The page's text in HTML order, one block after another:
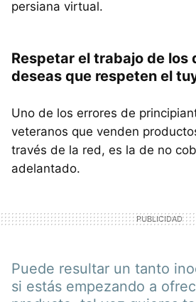
persiana virtual.
Respetar el trabajo de los
deseas que respeten el
Uno de los errores de
veteranos que venden
través de la red, es la de no
adelantado.
Puede resultar un tanto
si estás empezando a